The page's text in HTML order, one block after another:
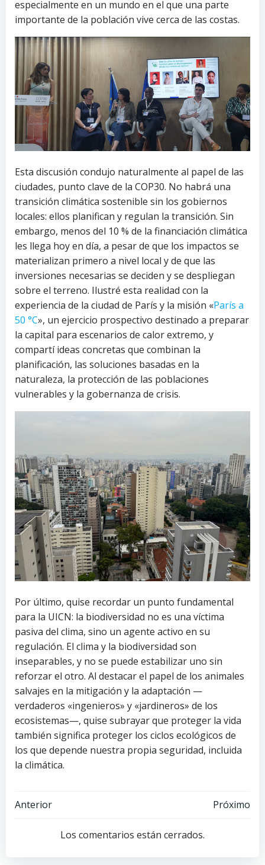
especialmente en un mundo en el que una parte
importante de la población vive cerca de las costas.
Esta discusión condujo naturalmente al papel de las
ciudades, punto clave de la COP30. No habrá una
transición climática sostenible sin los gobiernos
locales: ellos planifican y regulan la transición. Sin
embargo, menos del 10 % de la financiación climática
les llega hoy en día, a pesar de que los impactos se
materializan primero a nivel local y de que las
inversiones necesarias se deciden y se despliegan
sobre el terreno. Ilustré esta realidad con la
experiencia de la ciudad de París y la misión «París a
50 °C», un ejercicio prospectivo destinado a preparar
la capital para escenarios de calor extremo, y
compartí ideas concretas que combinan la
planificación, las soluciones basadas en la
naturaleza, la protección de las poblaciones
vulnerables y la gobernanza de crisis.
Por último, quise recordar un punto fundamental
para la UICN: la biodiversidad no es una víctima
pasiva del clima, sino un agente activo en su
regulación. El clima y la biodiversidad son
inseparables, y no se puede estabilizar uno sin
reforzar el otro. Al destacar el papel de los animales
salvajes en la mitigación y la adaptación —
verdaderos «ingenieros» y «jardineros» de los
ecosistemas—, quise subrayar que proteger la vida
también significa proteger los ciclos ecológicos de
los que depende nuestra propia seguridad, incluida
la climática.
Navegación
Anterior
Navegación
de
Próximo
Los comentarios están cerrados.